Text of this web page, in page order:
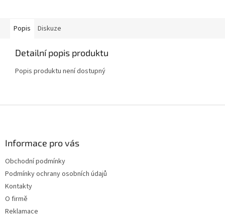
Popis Diskuze
Detailní popis produktu
Popis produktu není dostupný
Informace pro vás
Obchodní podmínky
Podmínky ochrany osobních údajů
Kontakty
O firmě
Reklamace